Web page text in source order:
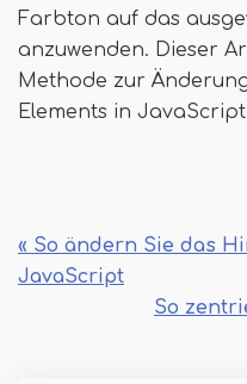
Farbton auf das
anzuwenden. Dieser
Methode zur
Elements in
« So ändern Sie das
JavaScript
So